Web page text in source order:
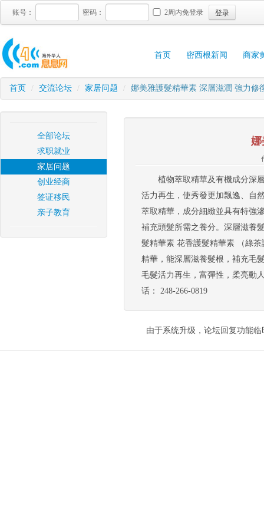
账号： 密码： 2周内免登录 登录
首页 密西根新闻 商家
首页 / 交流论坛 / 家居问题 / 娜美雅護髮精華素 深層滋潤 強力修
全部论坛
求职就业
家居问题
创业经商
签证移民
亲子教育
娜
植物萃取精華及有機成分深
活力再生，使秀發更加飄逸、自
萃取精華，成分細緻並具有特強
補充頭髮所需之養分。深層滋養
髮精華素 花香護髮精華素 （綠
精華，能深層滋養髮根，補充毛
毛髮活力再生，富彈性，柔亮動
话： 248-266-0819
由于系统升级，论坛回复功能临